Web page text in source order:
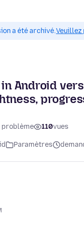
a été archivé.Veuillez
Android
problème 110vues
Paramètres